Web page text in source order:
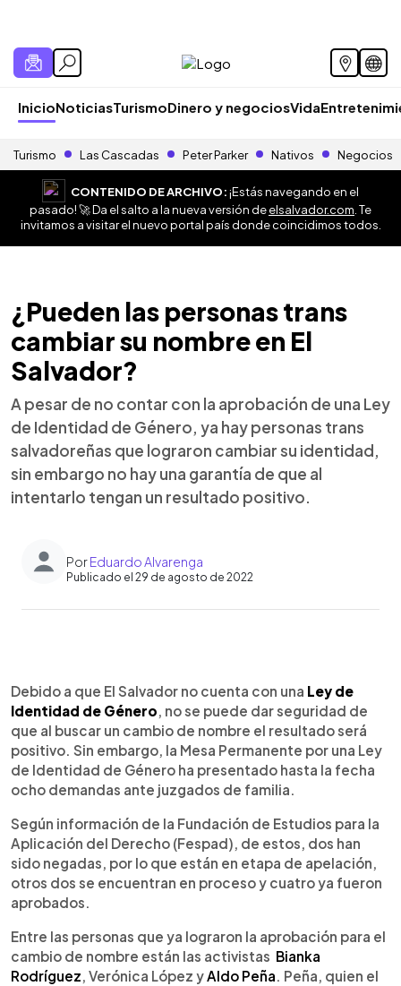
InicioNoticiasTurismoDinero y negociosVida
Turismo Las Cascadas Peter Parker Nativos Negocios
CONTENIDO DE ARCHIVO:¡Estás navegando en el
pasado! 🚀 Da el salto a la nueva versión deelsalvador.com . Te
invitamos a visitar el nuevo portal país donde coincidimos todos.
¿Pueden las personas trans
cambiar su nombre en El
Salvador?
A pesar de no contar con la aprobación de una Ley
de Identidad de Género, ya hay personas trans
salvadoreñas que lograron cambiar su identidad,
sin embargo no hay una garantía de que al
intentarlo tengan un resultado positivo.
PorEduardo Alvarenga
Publicado el 29 de agosto de 2022
Escuchar artículo
Debido a que El Salvador no cuenta con una Ley de
Identidad de Género, no se puede dar seguridad de
que al buscar un cambio de nombre el resultado será
positivo. Sin embargo, la Mesa Permanente por una Ley
de Identidad de Género ha presentado hasta la fecha
ocho demandas ante juzgados de familia.
Según información de la Fundación de Estudios para la
Aplicación del Derecho (Fespad), de estos, dos han
sido negadas, por lo que están en etapa de apelación,
otros dos se encuentran en proceso y cuatro ya fueron
aprobados.
Entre las personas que ya lograron la aprobación para el
cambio de nombre están las activistas Bianka
Rodríguez, Verónica López yAldo Peña. Peña, quien el